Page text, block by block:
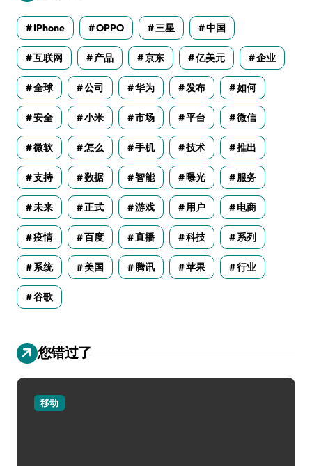
IPhone OPPO 三星 中国
互联网 产品 京东 亿美元 企业
全球 公司 华为 发布 如何
安全 小米 市场 平台 微信
微软 怎么 手机 技术 推出
支持 数据 智能 曝光 服务
未来 正式 游戏 用户 电商
疫情 百度 直播 科技 系列
系统 美国 腾讯 苹果 行业
谷歌
您错过了
移动